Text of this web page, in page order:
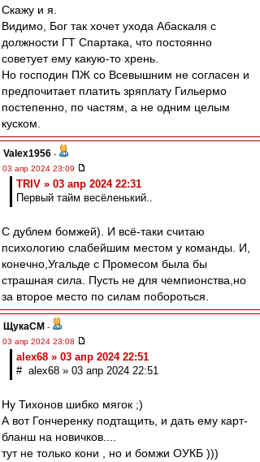
Скажу и я.
Видимо, Бог так хочет ухода Абаскаля с
должности ГТ Спартака, что постоянно
советует ему какую-то хрень.
Но господин ПЖ со Всевышним не согласен и
предпочитает платить зряплату Гильермо
постепенно, по частям, а не одним целым
куском.
Valex1956 -
03 апр 2024 23:09
TRIV » 03 апр 2024 22:31
Первый тайм весёленький..
С дублем бомжей). И всё-таки считаю
психологию слабейшим местом у команды. И,
конечно,Угальде с Промесом была бы
страшная сила. Пусть не для чемпионства,но
за второе место по силам побороться.
ЩукаСМ -
03 апр 2024 23:08
alex68 » 03 апр 2024 22:51
# alex68 » 03 апр 2024 22:51
Ну Тихонов шибко мягок ;)
А вот Гончеренку подтащить, и дать ему карт-
бланш на новичков....
тут не только кони , но и бомжи ОУКБ )))